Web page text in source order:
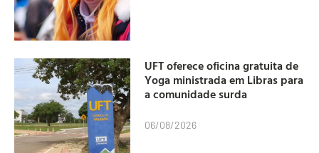
UFT oferece oficina gratuita de
Yoga ministrada em Libras para
a comunidade surda
06/08/2026